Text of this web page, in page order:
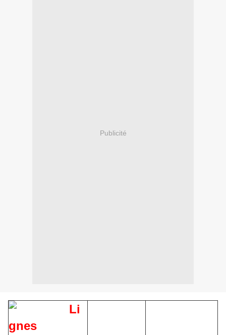
Publicité
Li
gnes